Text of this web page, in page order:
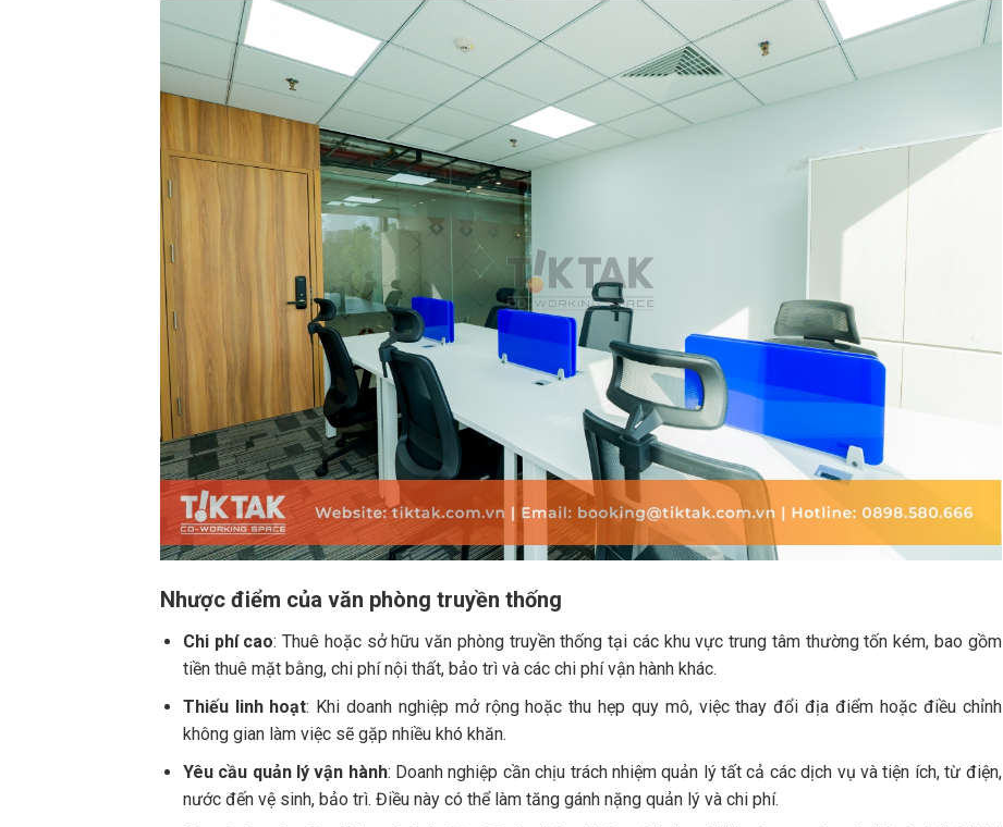
Nhược điểm của văn phòng truyền thống
Chi phí cao: Thuê hoặc sở hữu văn phòng truyền thống tại các khu vực trung tâm thường tốn kém, bao gồm
tiền thuê mặt bằng, chi phí nội thất, bảo trì và các chi phí vận hành khác.
Thiếu linh hoạt: Khi doanh nghiệp mở rộng hoặc thu hẹp quy mô, việc thay đổi địa điểm hoặc điều chỉnh
không gian làm việc sẽ gặp nhiều khó khăn.
Yêu cầu quản lý vận hành: Doanh nghiệp cần chịu trách nhiệm quản lý tất cả các dịch vụ và tiện ích, từ điện,
nước đến vệ sinh, bảo trì. Điều này có thể làm tăng gánh nặng quản lý và chi phí.